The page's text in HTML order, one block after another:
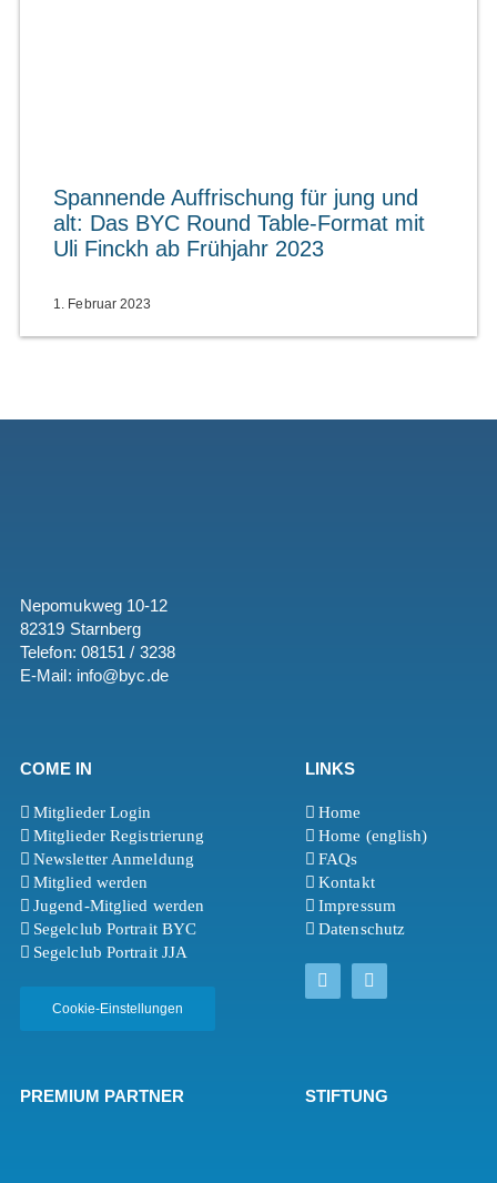
Spannende Auffrischung für jung und
alt: Das BYC Round Table-Format mit
Uli Finckh ab Frühjahr 2023
1. Februar 2023
Nepomukweg 10-12
82319 Starnberg
Telefon: 08151 / 3238
E-Mail: info@byc.de
COME IN
Mitglieder Login
Mitglieder Registrierung
Newsletter Anmeldung
Mitglied werden
Jugend-Mitglied werden
Segelclub Portrait BYC
Segelclub Portrait JJA
Cookie-Einstellungen
LINKS
Home
Home (english)
FAQs
Kontakt
Impressum
Datenschutz
PREMIUM PARTNER STIFTUNG